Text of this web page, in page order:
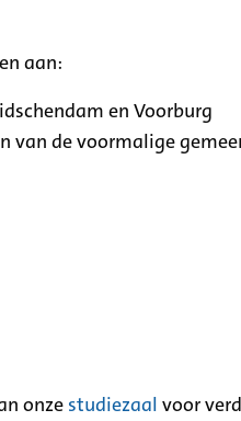
aan:
en Voorburg
de voormalige
onze studiezaal voor